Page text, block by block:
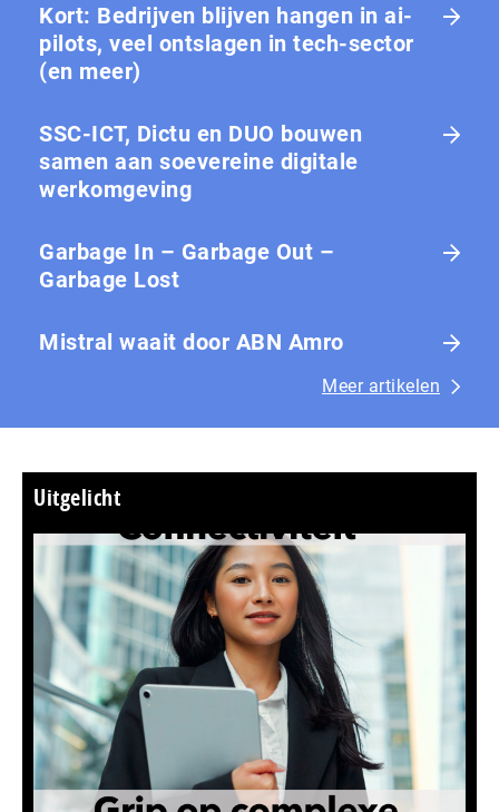
Kort: Bedrijven blijven hangen in ai-
pilots, veel ontslagen in tech-sector
(en meer)
SSC-ICT, Dictu en DUO bouwen
samen aan soevereine digitale
werkomgeving
Garbage In – Garbage Out –
Garbage Lost
Mistral waait door ABN Amro
Meer artikelen
Uitgelicht